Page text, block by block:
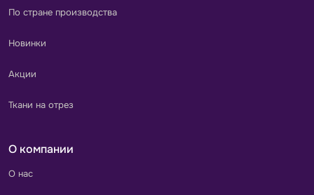
По стране производства
Новинки
Акции
Ткани на отрез
О компании
О нас